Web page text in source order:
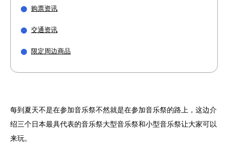
购票资讯
交通资讯
限定周边商品
每到夏天不是在参加音乐祭不然就是在参加音乐祭的路上，这边介
绍三个日本最具代表的音乐祭大型音乐祭和小型音乐祭让大家可以
来玩。